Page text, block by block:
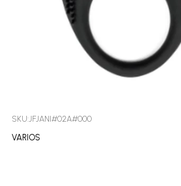
SKU:JFJANI#02A#000
VARIOS